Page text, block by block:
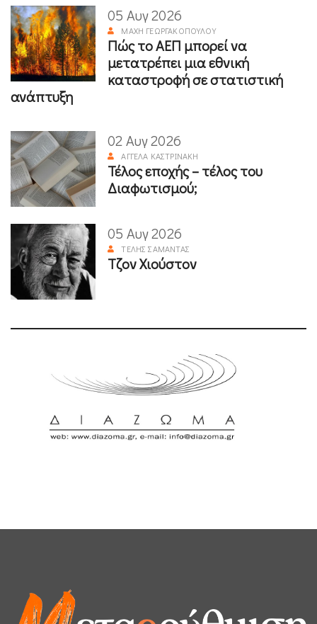
05 Αυγ 2026
ΜΆΧΗ ΓΕΩΡΓΑΚΟΠΟΎΛΟΥ
Πώς το ΑΕΠ μπορεί να
μετατρέπει μια εθνική
καταστροφή σε στατιστική
ανάπτυξη
02 Αυγ 2026
ΑΓΓΈΛΑ ΚΑΣΤΡΙΝΆΚΗ
Τέλος εποχής – τέλος του
Διαφωτισμού;
05 Αυγ 2026
ΤΈΛΗΣ ΣΑΜΑΝΤΆΣ
Τζον Χιούστον